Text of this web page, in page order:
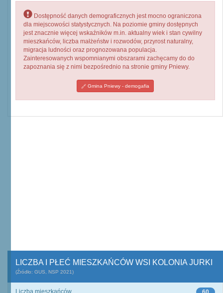
Dostępność danych demograficznych jest mocno ograniczona
dla miejscowości statystycznych. Na poziomie gminy dostępnych
jest znacznie więcej wskaźników m.in. aktualny wiek i stan cywilny
mieszkańców, liczba małżeństw i rozwodów, przyrost naturalny,
migracja ludności oraz prognozowana populacja.
Zainteresowanych wspomnianymi obszarami zachęcamy do do
zapoznania się z nimi bezpośrednio na stronie gminy Pniewy.
Gmina Pniewy - demogafia
LICZBA I PŁEĆ MIESZKAŃCÓW WSI KOLONIA JURKI
(Źródło: GUS, NSP 2021)
Liczba mieszkańców